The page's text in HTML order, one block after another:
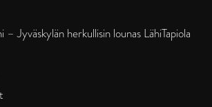
Jyväskylän herkullisin lounas LähiTapiola